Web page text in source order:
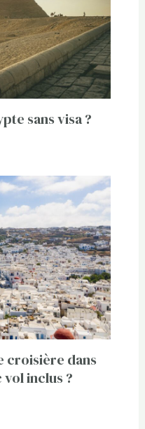
sans visa ?
croisière dans
inclus ?